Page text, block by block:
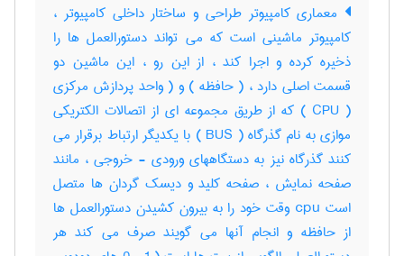
معماری کامپیوتر طراحی و ساختار داخلی کامپیوتر ،
کامپیوتر ماشینی است که می تواند دستورالعمل ها را
ذخیره کرده و اجرا کند ، از این رو ، این ماشین دو
قسمت اصلی دارد ، ( حافظه ) و ( واحد پردازش مرکزی
( CPU ) که از طریق مجموعه ای از اتصالات الکتریکی
موازی به نام گذرگاه ( BUS ) با یکدیگر ارتباط برقرار می
کنند گذرگاه نیز به دستگاههای ورودی - خروجی ، مانند
صفحه نمایش ، صفحه کلید و دیسک گردان ها متصل
است cpu وقت خود را به بیرون کشیدن دستورالعمل ها
از حافظه و انجام آنها می گویند صرف می کند هر